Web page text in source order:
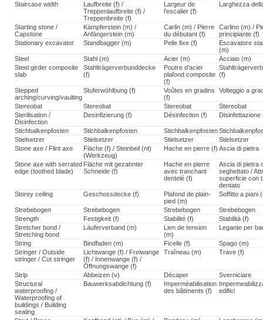
Staircase width
Laufbreite (f) /
Treppenlaufbreite (f) /
Treppenbreite (f)
Largeur de
l'escalier (f)
Larghezza
Starting stone /
Capstone
Kämpferstein (m) /
Anfängerstein (m)
Carlin (m) / Pierre
du débutant (f)
Carlino (m) /
principiante (f)
Stationary excavator
Standbagger (m) Pelle fixe (f)
Escavatore
(m)
Steel
Stahl (m) Acier (m)
Acciaio (m)
Steel girder composite
slab
Stahlträgerverbunddecke
(f)
Poutre d'acier
plafond composite
(f)
(f)
Stepped
arching/curving/vaulting
Stuferwöhlbung (f)
Voûtes en gradins
(f)
Volteggio a
Stereobat Stereobat Stereobat
Stereobat
Sterilisation /
Disinfection
Desinfizierung (f) Désinfection (f) Disinfettazione
Stichbalkenpfosten Stichbalkenpfosten Stichbalkenpfosten
Stielsetzer
Stielsetzer Stielsetzer
Stielsetzer
Stone axe / Flint axe
Fläche (f) / Steinbeil (nt)
(Werkzeug)
Hache en pierre (f) Ascia di pietra
Stone axe with serrated
edge (toothed blade)
Fläche mit gezahnter
Schneide (f)
Hache en pierre
avec tranchant
dentelé (f)
Ascia di pietra
seghettato /
superficie con
dentato
Storey ceiling
Geschossdecke (f)
Plafond de plain-
pied (m)
Soffitto a piani
Strebebogen Strebebogen Strebebogen
Strebebogen
Strength
Festigkeit (f) Stabilité (f)
Stabilità (f)
Stretcher bond /
Stretching bond
Läuferverband (m)
Lien de tension
(m)
Legante per
String Bindfaden (m) Ficelle (f)
Spago (m)
Stringer / Outside
stringer / Cut stringer
Lichtwange (f) / Freiwange
(f) / Innenwange (f) /
Öffnungswange (f)
Traîneau (m) Trave (f)
Strip Abbeizen (v) Décaper
Sverniciare
Structural
waterproofing /
Waterproofing of
buildings / Building
sealing
Bauwerksabdichtung (f)
Imperméabilisation
des bâtiments (f)
edifici